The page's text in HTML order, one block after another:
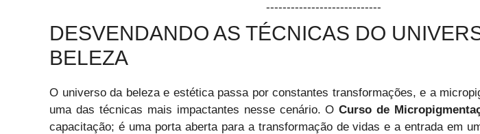
----------------------------
DESVENDANDO AS TÉCNICAS DO
BELEZA
O universo da beleza e estética passa por constantes transformações, e a
uma das técnicas mais impactantes nesse cenário. OCurso de
capacitação; é uma porta aberta para a transformação de vidas e a entrada em